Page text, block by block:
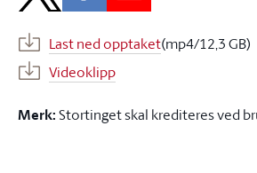
Last ned opptaket(mp4/12,3 GB)
Videoklipp
Merk:Stortinget skal krediteres ved